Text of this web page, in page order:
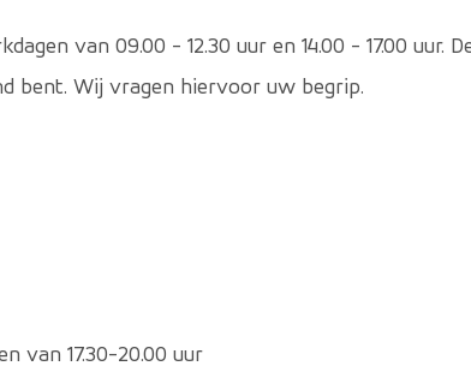
van 09.00 - 12.30 uur en 14.00 - 17.00 uur.
bent. Wij vragen hiervoor uw begrip.
website)
van 17.30-20.00 uur